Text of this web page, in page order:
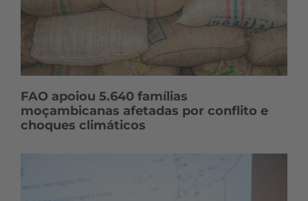
FAO apoiou 5.640 famílias
moçambicanas afetadas por conflito e
choques climáticos